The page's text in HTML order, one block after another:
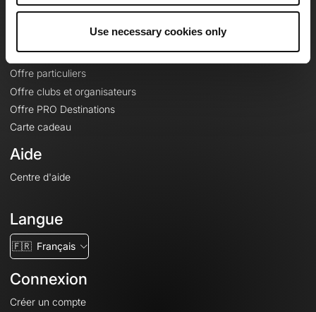
Use necessary cookies only
Offres
Fonds de cartes topographiques
Fonctionnalités
Offre particuliers
Offre clubs et organisateurs
Offre PRO Destinations
Carte cadeau
Aide
Centre d'aide
Langue
🇫🇷 Français
Connexion
Créer un compte